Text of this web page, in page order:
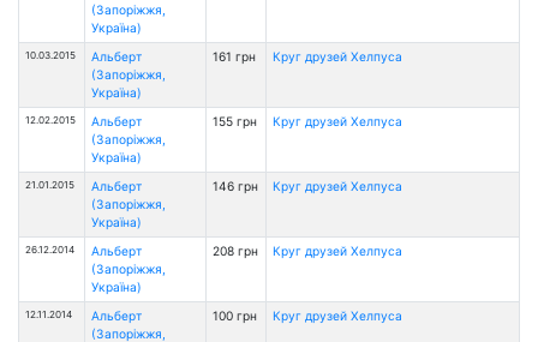
(Запоріжжя,
Україна)
10.03.2015
Альберт
(Запоріжжя,
Україна)
161 грн Круг друзей Хелпуса
12.02.2015
Альберт
(Запоріжжя,
Україна)
155 грн Круг друзей Хелпуса
21.01.2015
Альберт
(Запоріжжя,
Україна)
146 грн Круг друзей Хелпуса
26.12.2014
Альберт
(Запоріжжя,
Україна)
208 грн Круг друзей Хелпуса
12.11.2014
Альберт
(Запоріжжя,
100 грн Круг друзей Хелпуса